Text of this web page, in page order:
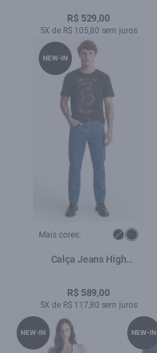
R$ 529,00
5X de R$ 105,80 sem juros
Mais cores:
Calça Jeans High
5 Pockets Lav.Medio
Total
R$ 589,00
5X de R$ 117,80 sem juros
NEW-IN
NEW-IN NEW-IN